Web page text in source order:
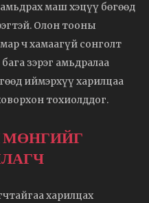
маш хэцүү бөгөөд
Олон тооны
ч хамаагүй сонголт
зэрэг амьдралаа
иймэрхүү харилцаа
тохиолддог.
МӨНГИЙГ
харилцах